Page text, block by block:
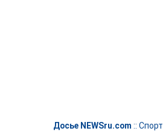
Досье NEWSru.com :: Спорт